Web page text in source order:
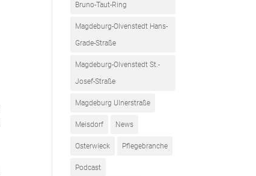
Bruno-Taut-Ring
Magdeburg-Olvenstedt Hans-
Grade-Straße
Magdeburg-Olvenstedt St.-
Josef-Straße
Magdeburg Ulnerstraße
Meisdorf News
Osterwieck Pflegebranche
Podcast